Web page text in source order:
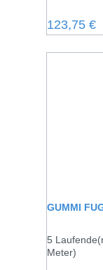
Regulärer
123,75 €
GUMMI
5
Meter)